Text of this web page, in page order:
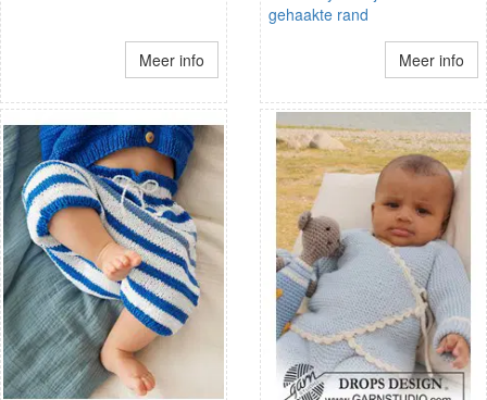
Meer info
gehaakte rand
Meer info